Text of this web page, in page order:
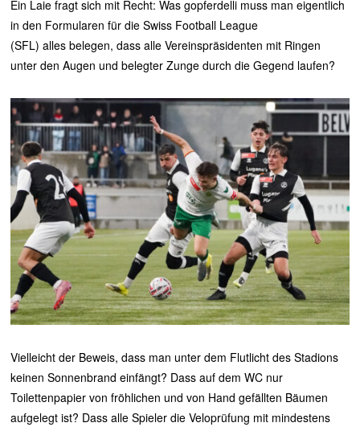
Ein Laie fragt sich mit Recht: Was gopferdelli muss man eigentlich
in den Formularen für die Swiss Football League
(SFL) alles belegen, dass alle Vereinspräsidenten mit Ringen
unter den Augen und belegter Zunge durch die Gegend laufen?
Vielleicht der Beweis, dass man unter dem Flutlicht des Stadions
keinen Sonnenbrand einfängt? Dass auf dem WC nur
Toilettenpapier von fröhlichen und von Hand gefällten Bäumen
aufgelegt ist? Dass alle Spieler die Veloprüfung mit mindestens